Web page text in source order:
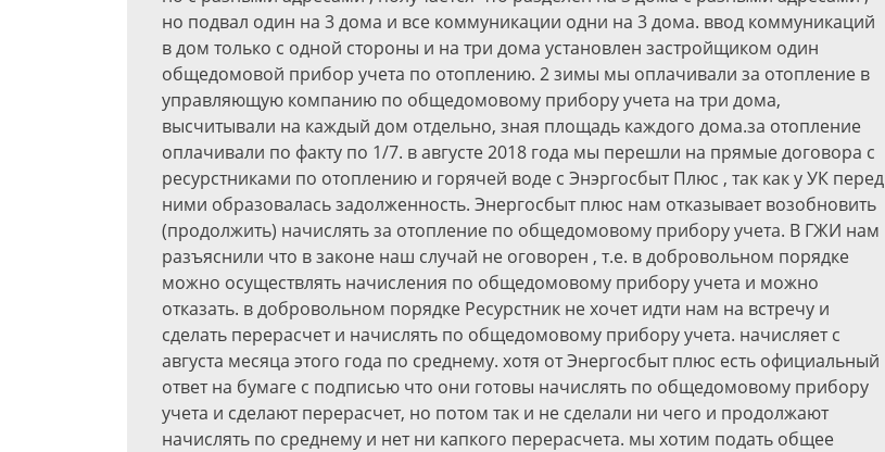
но подвал один на 3 дома и все коммуникации одни на 3 дома. ввод коммуникаций
в дом только с одной стороны и на три дома установлен застройщиком один
общедомовой прибор учета по отоплению. 2 зимы мы оплачивали за отопление в
управляющую компанию по общедомовому прибору учета на три дома,
высчитывали на каждый дом отдельно, зная площадь каждого дома.за отопление
оплачивали по факту по 1/7. в августе 2018 года мы перешли на прямые договора с
ресурстниками по отоплению и горячей воде с Энэргосбыт Плюс , так как у УК перед
ними образовалась задолженность. Энергосбыт плюс нам отказывает возобновить
(продолжить) начислять за отопление по общедомовому прибору учета. В ГЖИ нам
разъяснили что в законе наш случай не оговорен , т.е. в добровольном порядке
можно осуществлять начисления по общедомовому прибору учета и можно
отказать. в добровольном порядке Ресурстник не хочет идти нам на встречу и
сделать перерасчет и начислять по общедомовому прибору учета. начисляет с
августа месяца этого года по среднему. хотя от Энергосбыт плюс есть официальный
ответ на бумаге с подписью что они готовы начислять по общедомовому прибору
учета и сделают перерасчет, но потом так и не сделали ни чего и продолжают
начислять по среднему и нет ни капкого перерасчета. мы хотим подать общее